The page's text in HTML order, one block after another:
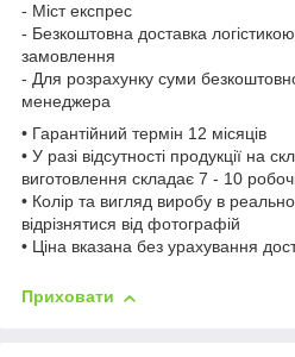
- Міст експрес
- Безкоштовна доставка
замовлення
- Для розрахунку суми
менеджера
• Гарантійний термін 12 місяців
• У разі відсутності продукції на
виготовлення складає 7 - 10
• Колір та вигляд виробу в
відрізнятися від фотографій
• Ціна вказана без урахування
Приховати